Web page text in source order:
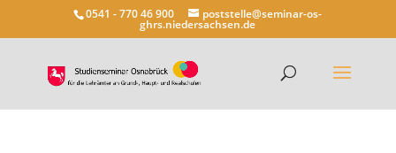
0541 - 770 46 900 poststelle@seminar-os-
ghrs.niedersachsen.de